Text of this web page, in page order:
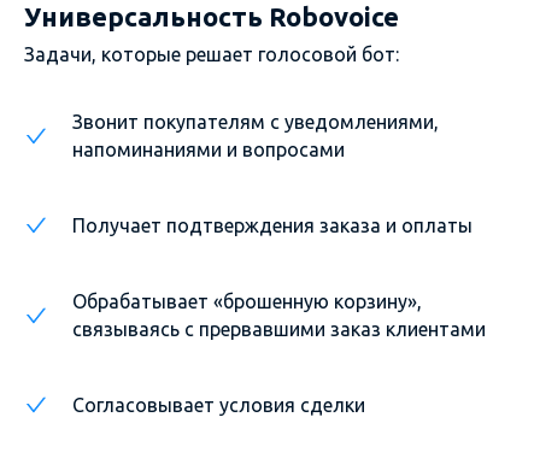
Универсальность Robovoice
Задачи, которые решает голосовой бот:
Звонит покупателям с уведомлениями,
напоминаниями и вопросами
Получает подтверждения заказа и оплаты
Обрабатывает «брошенную корзину»,
связываясь с прервавшими заказ клиентами
Согласовывает условия сделки